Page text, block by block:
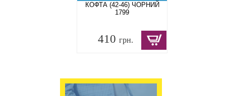
КОФТА (42-46) ЧОРНИЙ
1799
410 грн.